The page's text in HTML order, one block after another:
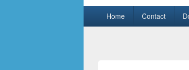
Skip
SkipHome Contact